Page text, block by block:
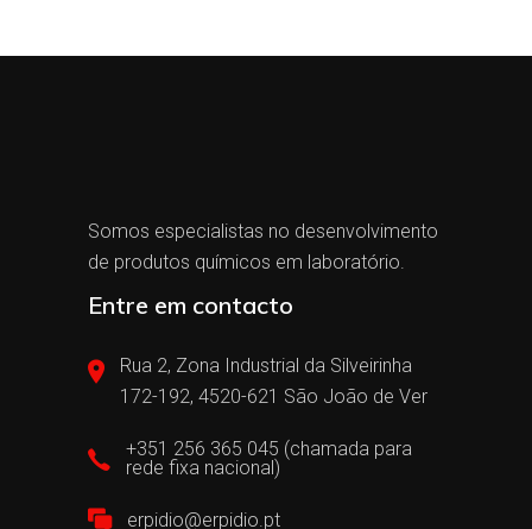
Somos especialistas no desenvolvimento
de produtos químicos em laboratório.
Entre em contacto
Rua 2, Zona Industrial da Silveirinha
172-192, 4520-621 São João de Ver
+351 256 365 045 (chamada para
rede fixa nacional)
erpidio@erpidio.pt